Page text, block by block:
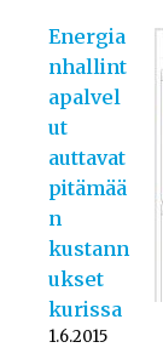
Energia
nhallint
apalvel
ut
auttavat
pitämää
n
kustann
ukset
kurissa
1.6.2015